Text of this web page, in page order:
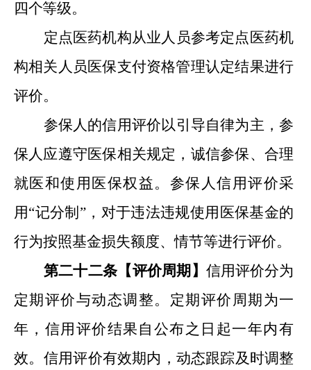
四个等级。
定点医药机构从业人员参考定点医药机
构相关人员医保支付资格管理认定结果进行
评价。
参保人的信用评价以引导自律为主，参
保人应遵守医保相关规定，诚信参保、合理
就医和使用医保权益。参保人信用评价采
用“记分制”，对于违法违规使用医保基金的
行为按照基金损失额度、情节等进行评价。
第二十二条【评价周期 】信用评价分为
定期评价与动态调整。定期评价周期为一
年，信用评价结果自公布之日 起一年内有
效。 信用评价有效期内，动态跟踪及时调整